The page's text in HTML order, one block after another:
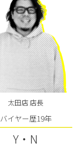
太田店 店長
バイヤー歴19年
Y・N